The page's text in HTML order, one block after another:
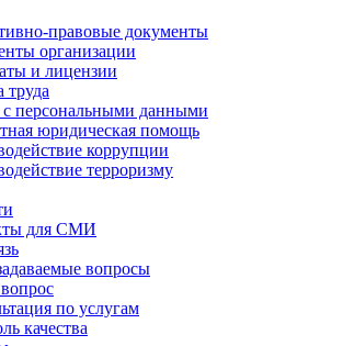
правовые документы
организации
и лицензии
труда
с персональными данными
юридическая помощь
коррупции
терроризму
для СМИ
вопросы
по услугам
качества